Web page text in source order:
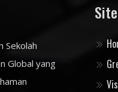
Sekolah
Global yang